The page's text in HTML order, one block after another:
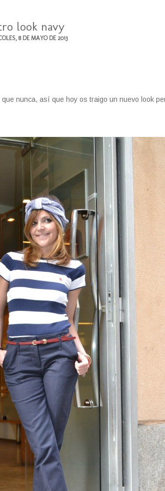
look navy
8 DE MAYO DE 2013
nunca, así que hoy os traigo un nuevo look